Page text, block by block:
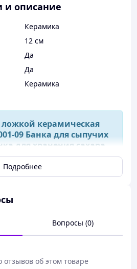
и описание
Керамика
12 см
Да
Да
Керамика
ложкой керамическая
09 Банка для сыпучих
для хранения сахара
в любое время, наш
ответит на все Ваши
дней, все товары перед
проверяются,
на почте при получении!)
Подробнее
Вопросы (0)
об этом товаре